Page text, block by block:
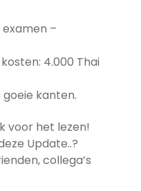
–
4.000 Thai
goeie kanten.
voor het lezen!
Update..?
collega’s